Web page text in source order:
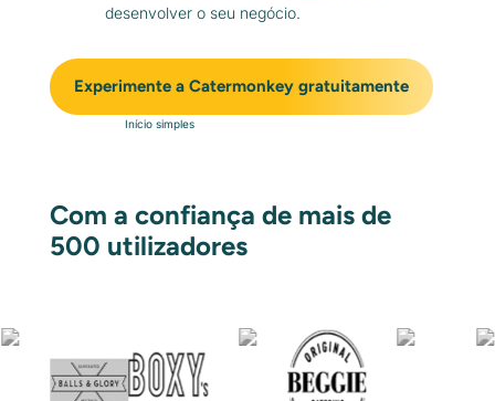
desenvolver o seu negócio.
Experimente a Catermonkey gratuitamente
Início simples
Com a confiança de mais de
500 utilizadores